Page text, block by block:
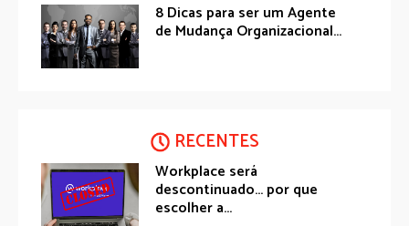
8 Dicas para ser um Agente
de Mudança Organizacional...
RECENTES
Workplace será
descontinuado… por que
escolher a...